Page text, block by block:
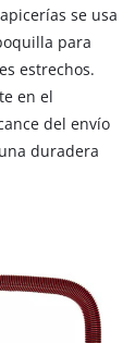
se usa
para
estrechos.
en el
del envío
duradera